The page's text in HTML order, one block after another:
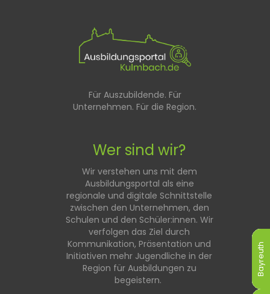
Bayreuth
Bayreuth
Bayreuth
Bayreuth
Bayreuth
Bayreuth
Für Auszubildende. Für
Unternehmen. Für die Region.
Wer sind wir?
Wir verstehen uns mit dem
Ausbildungsportal als eine
regionale und digitale Schnittstelle
zwischen den Unternehmen, den
Schulen und den Schüler:innen. Wir
verfolgen das Ziel durch
Kommunikation, Präsentation und
Initiativen mehr Jugendliche in der
Region für Ausbildungen zu
begeistern.